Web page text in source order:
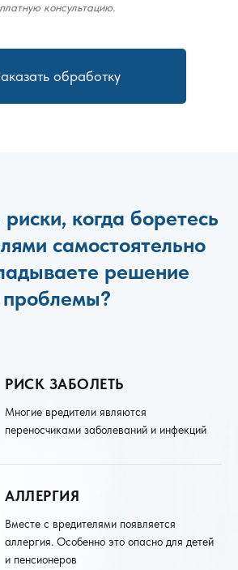
консультацию.
обработку
когда боретесь
самостоятельно
решение
проблемы?
РИСК ЗАБОЛЕТЬ
Многие вредители являются
переносчиками заболеваний и инфекций
АЛЛЕРГИЯ
Вместе с вредителями появляется
аллергия. Особенно это опасно для детей
и пенсионеров